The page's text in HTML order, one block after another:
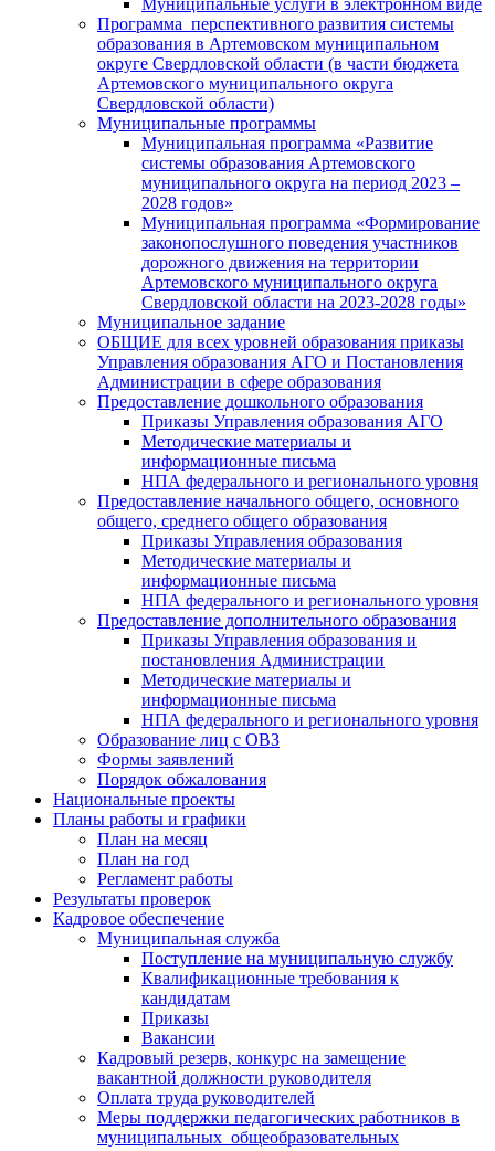
Муниципальные услуги в электронном виде
Программа перспективного развития системы
образования в Артемовском муниципальном
округе Свердловской области (в части бюджета
Артемовского муниципального округа
Свердловской области)
Муниципальные программы
Муниципальная программа «Развитие
системы образования Артемовского
муниципального округа на период 2023 –
2028 годов»
Муниципальная программа «Формирование
законопослушного поведения участников
дорожного движения на территории
Артемовского муниципального округа
Свердловской области на 2023-2028 годы»
Муниципальное задание
ОБЩИЕ для всех уровней образования приказы
Управления образования АГО и Постановления
Администрации в сфере образования
Предоставление дошкольного образования
Приказы Управления образования АГО
Методические материалы и
информационные письма
НПА федерального и регионального уровня
Предоставление начального общего, основного
общего, среднего общего образования
Приказы Управления образования
Методические материалы и
информационные письма
НПА федерального и регионального уровня
Предоставление дополнительного образования
Приказы Управления образования и
постановления Администрации
Методические материалы и
информационные письма
НПА федерального и регионального уровня
Образование лиц с ОВЗ
Формы заявлений
Порядок обжалования
Национальные проекты
Планы работы и графики
План на месяц
План на год
Регламент работы
Результаты проверок
Кадровое обеспечение
Муниципальная служба
Поступление на муниципальную службу
Квалификационные требования к
кандидатам
Приказы
Вакансии
Кадровый резерв, конкурс на замещение
вакантной должности руководителя
Оплата труда руководителей
Меры поддержки педагогических работников в
муниципальных общеобразовательных